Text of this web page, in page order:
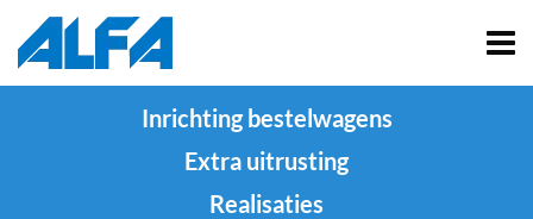
Inrichting bestelwagens
Extra uitrusting
Realisaties